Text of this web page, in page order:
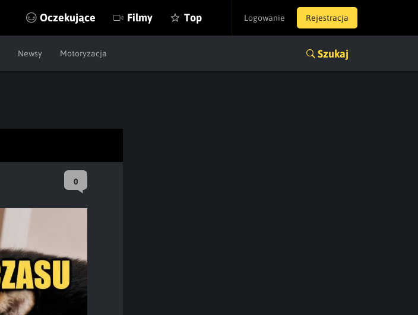
Logowanie Rejestracja
Oczekujące Filmy Top
Newsy Motoryzacja Szukaj
0